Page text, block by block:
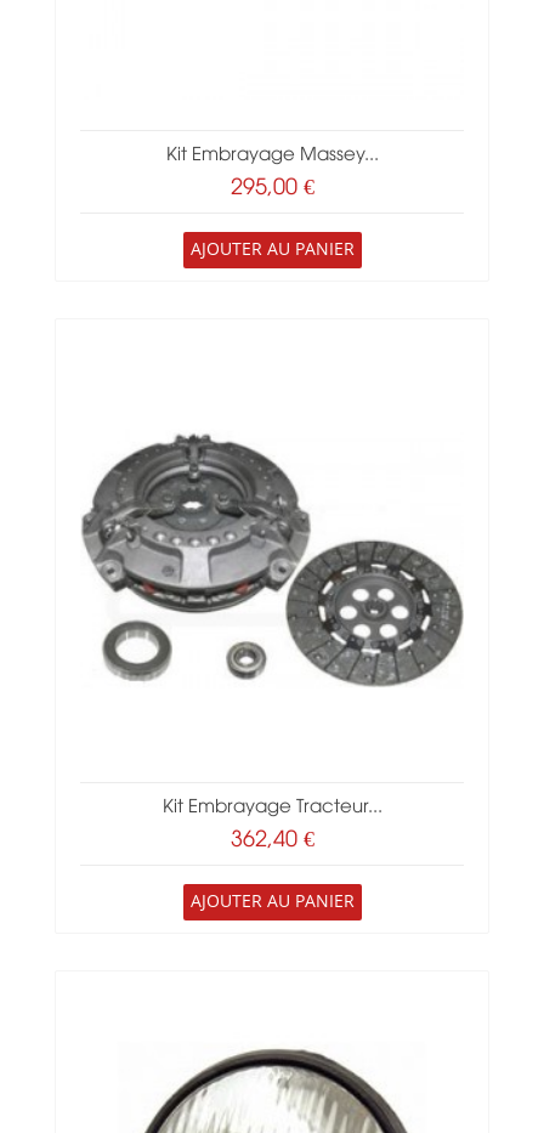
Kit Embrayage Massey...
295,00 €
AJOUTER AU PANIER
Kit Embrayage Tracteur...
362,40 €
AJOUTER AU PANIER